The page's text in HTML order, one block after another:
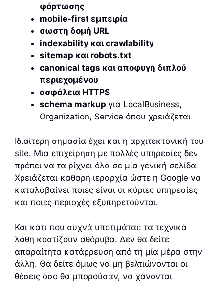
φόρτωσης
mobile-first εμπειρία
σωστή δομή URL
indexability και crawlability
sitemap και robots.txt
canonical tags και αποφυγή διπλού
περιεχομένου
ασφάλεια HTTPS
schema markup για LocalBusiness,
Organization, Service όπου χρειάζεται
Ιδιαίτερη σημασία έχει και η αρχιτεκτονική του
site. Μια επιχείρηση με πολλές υπηρεσίες δεν
πρέπει να τα ρίχνει όλα σε μία γενική σελίδα.
Χρειάζεται καθαρή ιεραρχία ώστε η Google να
καταλαβαίνει ποιες είναι οι κύριες υπηρεσίες
και ποιες περιοχές εξυπηρετούνται.
Και κάτι που συχνά υποτιμάται: τα τεχνικά
λάθη κοστίζουν αθόρυβα. Δεν θα δείτε
απαραίτητα κατάρρευση από τη μία μέρα στην
άλλη. Θα δείτε όμως να μη βελτιώνονται οι
θέσεις όσο θα μπορούσαν, να χάνονται